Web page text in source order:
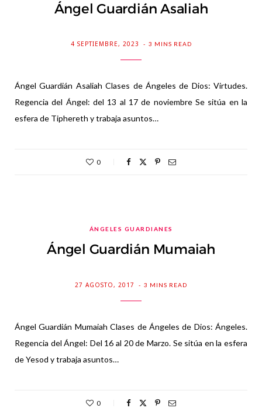
Ángel Guardián Asaliah
4 SEPTIEMBRE, 2023 3 MINS READ
Ángel Guardián Asaliah Clases de Ángeles de Dios: Virtudes.
Regencia del Ángel: del 13 al 17 de noviembre Se sitúa en la
esfera de Tiphereth y trabaja asuntos…
0
ÁNGELES GUARDIANES
Ángel Guardián Mumaiah
27 AGOSTO, 2017 3 MINS READ
Ángel Guardián Mumaiah Clases de Ángeles de Dios: Ángeles.
Regencia del Ángel: Del 16 al 20 de Marzo. Se sitúa en la esfera
de Yesod y trabaja asuntos…
0